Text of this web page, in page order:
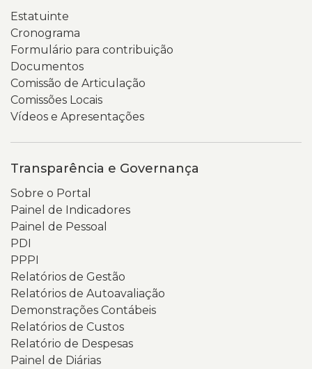
Estatuinte
Cronograma
Formulário para contribuição
Documentos
Comissão de Articulação
Comissões Locais
Vídeos e Apresentações
Transparência e Governança
Sobre o Portal
Painel de Indicadores
Painel de Pessoal
PDI
PPPI
Relatórios de Gestão
Relatórios de Autoavaliação
Demonstrações Contábeis
Relatórios de Custos
Relatório de Despesas
Painel de Diárias